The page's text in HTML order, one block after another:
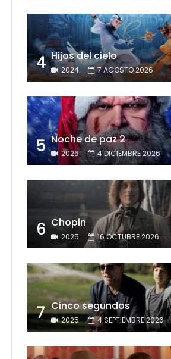
4 Hijos del cielo
2024 7 AGOSTO 2026
5 Noche de paz 2
2026 4 DICIEMBRE 2026
6 Chopin
2025 16 OCTUBRE 2026
7 Cinco segundos
2025 4 SEPTIEMBRE 2026